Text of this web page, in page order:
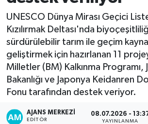
UNESCO Dünya Mirası Geçici
Kızılırmak Deltası'nda
sürdürülebilir tarım ile geçim
geliştirmek için hazırlanan 11
Milletler (BM) Kalkınma Programı,
Bakanlığı ve Japonya Keidanren
Fonu tarafından destek veriyor.
AJANS MERKEZI
EDITÖR
08.07.2026 -
YAYINLANMA